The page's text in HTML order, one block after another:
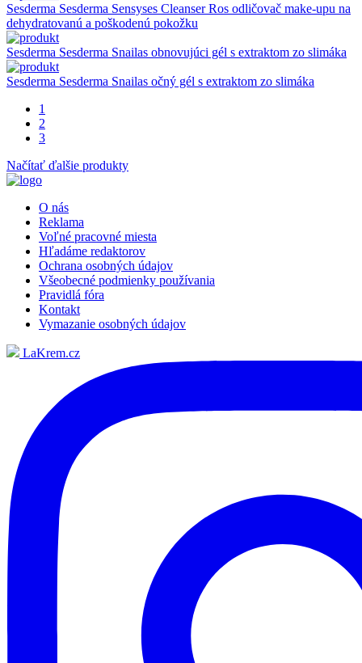
Sesderma Sesderma Sensyses Cleanser Ros odličovač make-upu na
dehydratovanú a poškodenú pokožku
Sesderma Sesderma Snailas obnovujúci gél s extraktom zo slimáka
Sesderma Sesderma Snailas očný gél s extraktom zo slimáka
1
2
3
Načítať ďalšie produkty
O nás
Reklama
Voľné pracovné miesta
Hľadáme redaktorov
Ochrana osobných údajov
Všeobecné podmienky používania
Pravidlá fóra
Kontakt
Vymazanie osobných údajov
LaKrem.cz